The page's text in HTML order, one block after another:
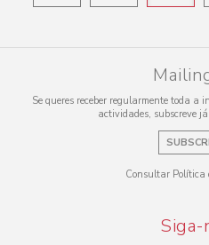
Se queres receber regularmente toda a
actividades, subscreve
Consultar Política
Siga-